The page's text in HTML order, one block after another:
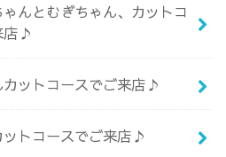
んとむぎちゃん、カットコ
店♪
ットコースでご来店♪
ットコースでご来店♪